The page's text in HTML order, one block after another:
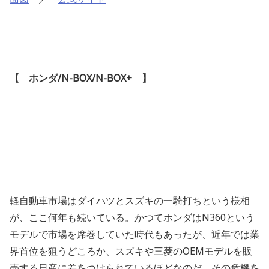
【 ホンダ/N-BOX/N-BOX+ 】
軽自動車市場はダイハツとスズキの一騎打ちという様相
が、ここ何年も続いている。かつてホンダはN360という
モデルで市場を席巻していた時代もあったが、近年では業
界首位を狙うどころか、スズキや三菱のOEMモデルを販